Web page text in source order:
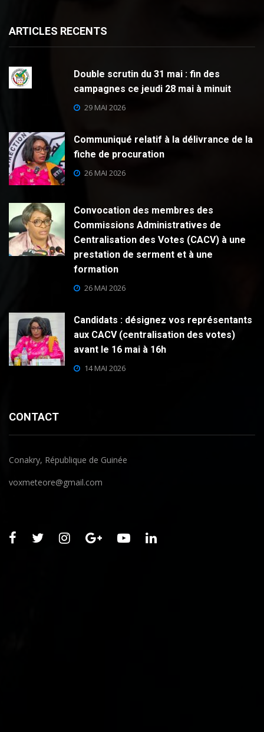
ARTICLES RECENTS
Double scrutin du 31 mai : fin des
campagnes ce jeudi 28 mai à minuit
29 MAI 2026
Communiqué relatif à la délivrance de la
fiche de procuration
26 MAI 2026
Convocation des membres des
Commissions Administratives de
Centralisation des Votes (CACV) à une
prestation de serment et à une
formation
26 MAI 2026
Candidats : désignez vos représentants
aux CACV (centralisation des votes)
avant le 16 mai à 16h
14 MAI 2026
CONTACT
Conakry, République de Guinée
voxmeteore@gmail.com